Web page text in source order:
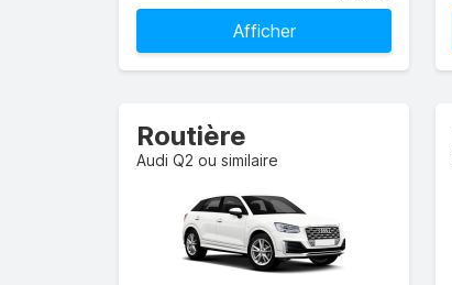
Afficher
Routière
Audi Q2 ou similaire